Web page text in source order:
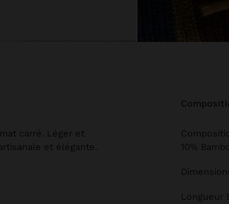
carré. Léger et
et élégante.
10%
Longueur